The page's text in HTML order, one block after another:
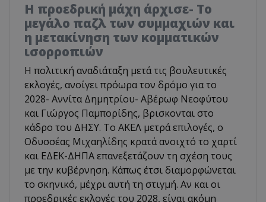
Η προεδρική μάχη άρχισε- Το
μεγάλο παζλ των συμμαχιών και
η μετακίνηση των κομματικών
ισορροπιών
Η πολιτική αναδιάταξη μετά τις βουλευτικές
εκλογές, ανοίγει πρόωρα τον δρόμο για το
2028- Αννίτα Δημητρίου- Αβέρωφ Νεοφύτου
και Γιώργος Παμπορίδης, βρισκονται στο
κάδρο του ΔΗΣΥ. Το ΑΚΕΛ μετρά επιλογές, ο
Οδυσσέας Μιχαηλίδης κρατά ανοιχτό το χαρτί
και ΕΔΕΚ-ΔΗΠΑ επανεξετάζουν τη σχέση τους
με την κυβέρνηση. Κάπως έτσι διαμορφώνεται
το σκηνικό, μέχρι αυτή τη στιγμή. Αν και οι
προεδρικές εκλογές του 2028, είναι ακόμη